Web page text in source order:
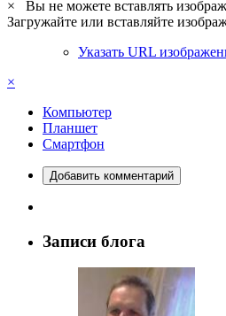
×
Вы не можете вставлять
Загружайте или вставляйте
Указать URL
×
Компьютер
Планшет
Смартфон
Добавить комментарий
Записи блога